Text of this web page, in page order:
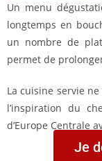
Un menu
longtemps en
un nombre de
permet de
La cuisine servie
l’inspiration du
d’Europe Centrale
Je